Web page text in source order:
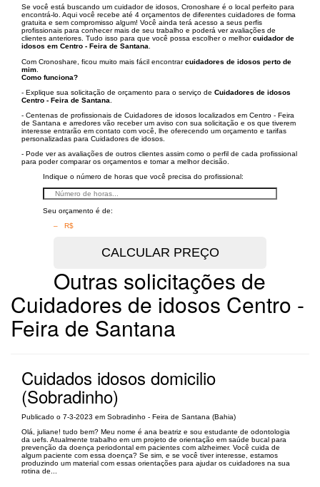
Se você está buscando um cuidador de idosos, Cronoshare é o local perfeito para
encontrá-lo. Aqui você recebe até 4 orçamentos de diferentes cuidadores de forma
gratuita e sem compromisso algum! Você ainda terá acesso a seus perfis
profissionais para conhecer mais de seu trabalho e poderá ver avaliações de
clientes anteriores. Tudo isso para que você possa escolher o melhorcuidador de
idosos em Centro - Feira de Santana
Com Cronoshare, ficou muito mais fácil encontrarcuidadores de idosos perto de
mim
Como funciona?
- Explique sua solicitação de orçamento para o serviço de Cuidadores de idosos
Centro - Feira de Santana
- Centenas de profissionais de Cuidadores de idosos localizados em Centro - Feira
de Santana e arredores vão receber um aviso con sua solicitação e os que tiverem
interesse entrarão em contato com você, lhe oferecendo um orçamento e tarifas
personalizadas para Cuidadores de idosos.
- Pode ver as avaliações de outros clientes assim como o perfil de cada profissional
para poder comparar os orçamentos e tomar a melhor decisão.
Indique o número de horas que você precisa do profissional:
Seu orçamento é de:
– R$
Outras solicitações de
Cuidadores de idosos Centro -
Feira de Santana
Cuidados idosos domicilio
(Sobradinho)
Publicado o 7-3-2023 em Sobradinho - Feira de Santana (Bahia)
Olá, juliane! tudo bem? Meu nome é ana beatriz e sou estudante de odontologia
da uefs. Atualmente trabalho em um projeto de orientação em saúde bucal para
prevenção da doença periodontal em pacientes com alzheimer. Você cuida de
algum paciente com essa doença? Se sim, e se você tiver interesse, estamos
produzindo um material com essas orientações para ajudar os cuidadores na sua
rotina de...